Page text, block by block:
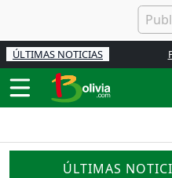
ÚLTIMAS NOTICIAS
ÚLTIMAS